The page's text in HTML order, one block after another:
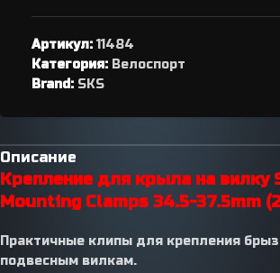
Артикул:11484
Категория: Велоспорт
Brand: SKS
Описание
Крепление для крыла на вилку
Mounting Clamps 34.5-37.5mm
Практичные клипы для крепления
подвесным вилкам.